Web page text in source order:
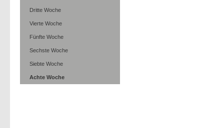
Dritte Woche
Vierte Woche
Fünfte Woche
Sechste Woche
Siebte Woche
Achte Woche